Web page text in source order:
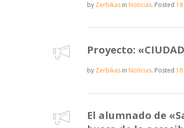
by Zerbikas in Noticias. Posted
Proyecto:
by Zerbikas in Noticias. Posted
El alumnado de